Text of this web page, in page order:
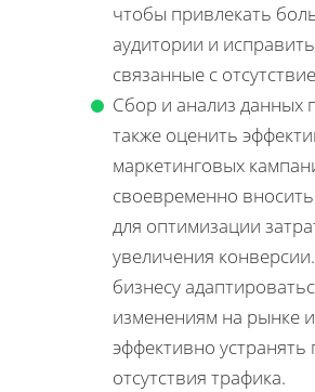
чтобы привлекать
аудитории и
связанные с
Сбор и анализ данных
также оценить
маркетинговых
своевременно
для оптимизации
увеличения
бизнесу
изменениям на рынке
эффективно
отсутствия трафика.